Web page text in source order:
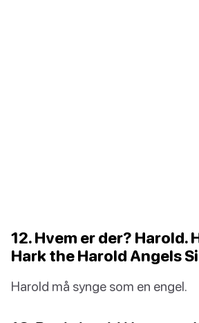
12. Hvem er der? Harold.
Hark the Harold Angels
Harold må synge som en engel.